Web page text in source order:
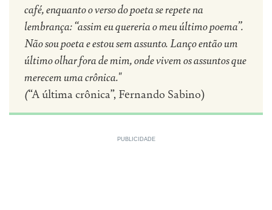
café, enquanto o verso do poeta se repete na
lembrança: “assim eu quereria o meu último poema”.
Não sou poeta e estou sem assunto. Lanço então um
último olhar fora de mim, onde vivem os assuntos que
merecem uma crônica."
(“A última crônica”, Fernando Sabino)